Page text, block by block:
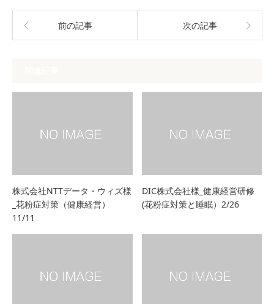
前の記事 次の記事
株式会社NTTデータ・ウィズ様
_花粉症対策（健康経営）
11/11
DIC株式会社様_健康経営研修
(花粉症対策と睡眠）2/26